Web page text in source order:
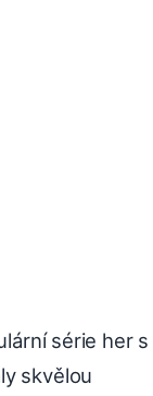
série her s
skvělou